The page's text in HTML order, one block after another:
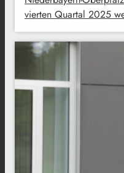
vierten Quartal 2025